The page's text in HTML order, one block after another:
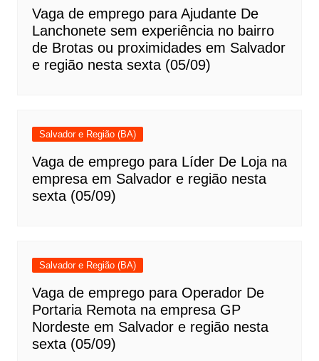
Vaga de emprego para Ajudante De
Lanchonete sem experiência no bairro
de Brotas ou proximidades em Salvador
e região nesta sexta (05/09)
Salvador e Região (BA)
Vaga de emprego para Líder De Loja na
empresa em Salvador e região nesta
sexta (05/09)
Salvador e Região (BA)
Vaga de emprego para Operador De
Portaria Remota na empresa GP
Nordeste em Salvador e região nesta
sexta (05/09)